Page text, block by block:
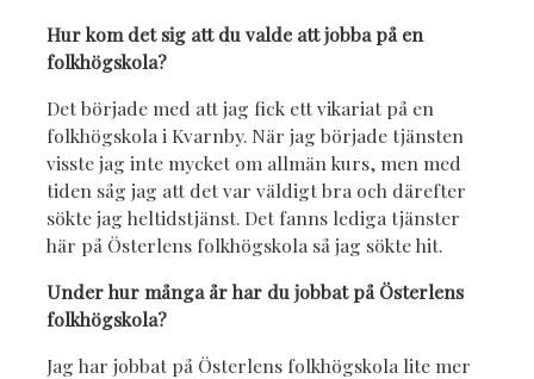
Hur kom det sig att du valde att jobba på en
folkhögskola?
Det började med att jag fick ett vikariat på en
folkhögskola i Kvarnby. När jag började tjänsten
visste jag inte mycket om allmän kurs, men med
tiden såg jag att det var väldigt bra och därefter
sökte jag heltidstjänst. Det fanns lediga tjänster
här på Österlens folkhögskola så jag sökte hit.
Under hur många år har du jobbat på Österlens
folkhögskola?
Jag har jobbat på Österlens folkhögskola lite mer